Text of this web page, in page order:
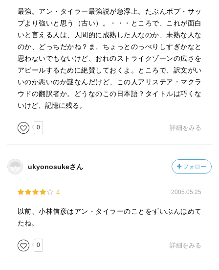
最強。アン・タイラー最強説が急浮上。たぶんボブ・サッ
プより強いと思う（古い）。・・・ところで、これが面白
いと言える人は、人間的に成熟した人なのか、未熟な人な
のか、どっちだかね？ま、ちょっとのっぺりしすぎかなと
思わないでもないけど、おれのストライクゾーンの広さを
アピールするために絶賛しておくよ。ところで、訳文がい
いのか悪いのか謎なんだけど、この人アリステア・マクラ
ウドの翻訳者か。どうなのこの日本語？タイトルは巧くな
いけど、記憶に残る。
0 詳細をみる
ukyonosukeさん フォロー
4 2005.05.25
以前、小林信彦はアン・タイラーのことをずいぶんほめて
たね。
0 詳細をみる